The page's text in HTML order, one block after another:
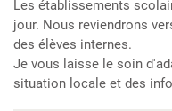
Les établissements
jour. Nous reviendrons
des élèves internes.
Je vous laisse le soin
situation locale et des